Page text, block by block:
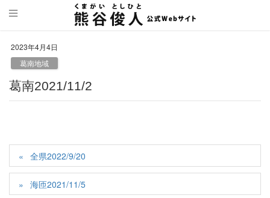
2023年4月4日
葛南地域
葛南2021/11/2
全県2022/9/20
海匝2021/11/5